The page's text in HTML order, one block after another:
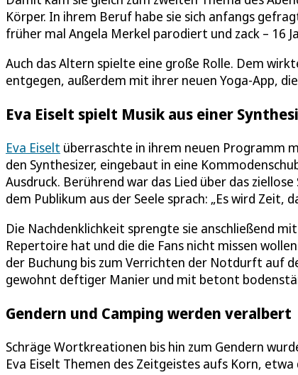
Körper. In ihrem Beruf habe sie sich anfangs
früher mal Angela Merkel parodiert und zack – 16
Auch das Altern spielte eine große Rolle. Dem
entgegen, außerdem mit ihrer neuen Yoga-App,
Eva Eiselt spielt Musik aus einer
Eva Eiselt überraschte in ihrem neuen Programm
den Synthesizer, eingebaut in eine
Ausdruck. Berührend war das Lied über das
dem Publikum aus der Seele sprach: „Es wird Zeit,
Die Nachdenklichkeit sprengte sie anschließend
Repertoire hat und die die Fans nicht missen
der Buchung bis zum Verrichten der Notdurft auf
gewohnt deftiger Manier und mit betont
Gendern und Camping werden veralbert
Schräge Wortkreationen bis hin zum Gendern
Eva Eiselt Themen des Zeitgeistes aufs Korn,